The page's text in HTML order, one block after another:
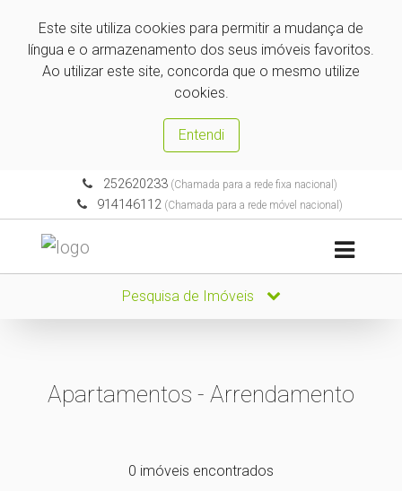
Este site utiliza cookies para permitir a mudança de
língua e o armazenamento dos seus imóveis favoritos.
Ao utilizar este site, concorda que o mesmo utilize
cookies.
Entendi
252620233(Chamada para a rede fixa nacional)
914146112 (Chamada para a rede móvel nacional)
Pesquisa de Imóveis
Apartamentos - Arrendamento
0 imóveis encontrados